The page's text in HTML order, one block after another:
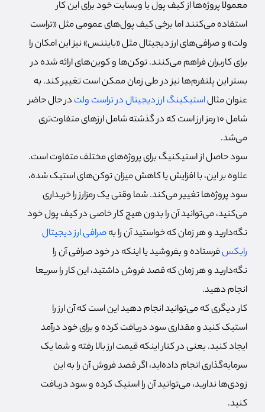
معمولا پروژه‌ها از کیف پول یا وبسایت خود برای این کار
استفاده می‌کنند اما برخی کیف پول‌های عمومی مثل «تراست
ولت» و صرافی‌های ارز دیجیتال مثل «بایننس» نیز این امکان را
برای کاربران فراهم می‌کنند. توکن‌ها و کوین‌های ارائه شده در
بستر این پلتفرم‌ها نیز در طی زمان ممکن است تغییر کند. به
عنوان مثالاستیکینگ ارز دیجیتال در تراست ولت در حال حاضر
شامل 10 رمز ارز است که در گذشته شامل ارزهای متفاوت‌تری
می‌شد.
سود حاصل از استیکنیگ برای پروژه‌های مختلف متفاوت است.
علاوه بر این، با افزایش یا کاهش میزان توکن‌های استیک شده،
سود پروژه‌ها تغییر می‌کند. شما وقتی یک رمزارز را خریداری
می‌کنید، می‌توانید آن را بدون هیچ کار خاصی در کیف پول خود
نگه‌دارید و هر زمان که خواستید آن را بهصرافی ارز دیجیتال
رابکسفرستاده و بفروشید یا اینکه در خود صرافی آن را
نگه‌دارید و هر زمان که قصد فروش داشتید، این کار را سریعا
انجام دهید.
کار دیگری که می‌توانید انجام دهید این است که آن ارز را
استیک کنید و مقداری سود دریافت کرده و برای خود درآمد
ایجاد کنید. یعنی در کنار اینکه قیمت ارز بالا رفته و شما یک
سرمایه‌گذاری انجام داده‌اید، اگر قصد فروش آن را به این
زودی‌ها ندارید، می‌توانید آن را استیک کرده و سود دریافت
کنید.